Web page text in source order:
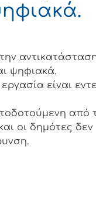
ψηφιακά.
είναι
από
οι δημότες δεν